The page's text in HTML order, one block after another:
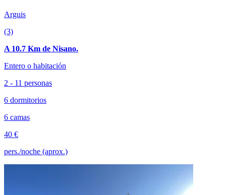
Arguis
(3)
A 10.7 Km de Nisano.
Entero o habitación
2 - 11 personas
6 dormitorios
6 camas
40 €
pers./noche (aprox.)